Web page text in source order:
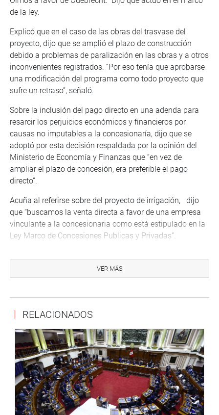
de la ley.
Explicó que en el caso de las obras del trasvase del
proyecto, dijo que se amplió el plazo de construcción
debido a problemas de paralización en las obras y a otros
inconvenientes registrados. “Por eso tenía que aprobarse
una modificación del programa como todo proyecto que
sufre un retraso”, señaló.
Sobre la inclusión del pago directo en una adenda para
resarcir los perjuicios económicos y financieros por
causas no imputables a la concesionaría, dijo que se
adoptó por esta decisión respaldada por la opinión del
Ministerio de Economía y Finanzas que “en vez de
ampliar el plazo de concesión, era preferible el pago
directo”.
Acuña al referirse sobre del proyecto de irrigación, dijo
que “buscamos la venta directa a favor de una empresa
vinculante a la concesionaria como está estipulado en la
Ley Marco de Concesiones Publicas y Privadas”.
por el Consejo Regional de Lambayeque y atendiendo al
contrato de concesión que establecía que la venta de las
Dijo que previamente se realizaron dos subastas que no
lograron la venta total.
El contrato original prohibía expresamente que H2Olmos
S.A. (Empresa de Odebrecht) y cualquier otra vinculante a
ésta, comprar estas tierras. Sin embargo, del total de 38
mil hectáreas que debieron ser subastadas, Odebrecht
adquirió 11,530 hectáreas.
VER MÁS
RELACIONADOS